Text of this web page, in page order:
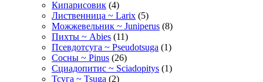
Кипарисовик (4)
Лиственница ~ Larix (5)
Можжевельник ~ Juniperus (8)
Пихты ~ Abies (11)
Псевдотсуга ~ Pseudotsuga (1)
Сосны ~ Pinus (26)
Сциадопитис ~ Sciadopitys (1)
Тсуга ~ Tsuga (2)